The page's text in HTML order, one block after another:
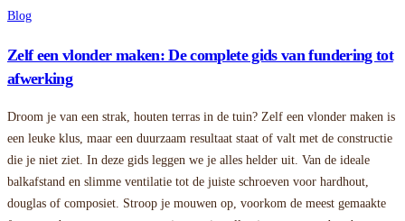
Blog
Zelf een vlonder maken: De complete gids van fundering tot
afwerking
Droom je van een strak, houten terras in de tuin? Zelf een vlonder maken is
een leuke klus, maar een duurzaam resultaat staat of valt met de constructie
die je niet ziet. In deze gids leggen we je alles helder uit. Van de ideale
balkafstand en slimme ventilatie tot de juiste schroeven voor hardhout,
douglas of composiet. Stroop je mouwen op, voorkom de meest gemaakte